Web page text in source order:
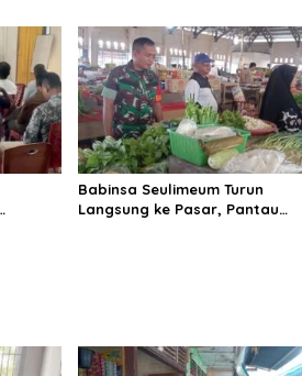
Perkembangannya
Babinsa Seulimeum Turun
Langsung ke Pasar, Pantau